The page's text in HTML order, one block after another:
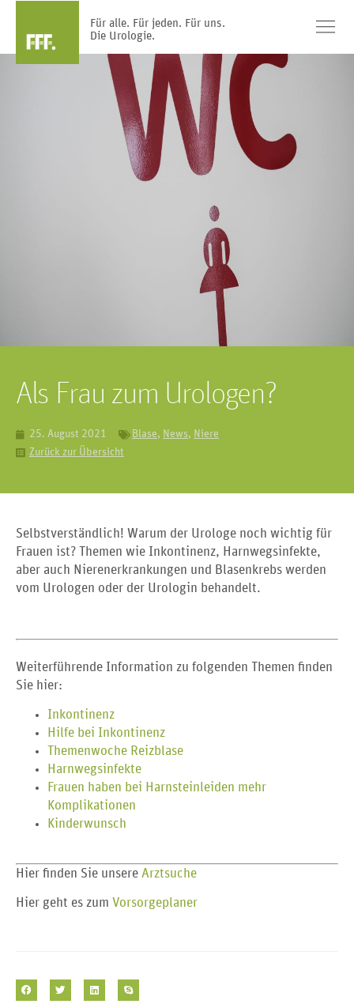
Für alle. Für jeden. Für uns.
Die Urologie.
Als Frau zum Urologen?
25. August 2021 Blase, News, Niere
Zurück zur Übersicht
Selbstverständlich! Warum der Urologe noch wichtig für
Frauen ist? Themen wie Inkontinenz, Harnwegsinfekte,
aber auch Nierenerkrankungen und Blasenkrebs werden
vom Urologen oder der Urologin behandelt.
Weiterführende Information zu folgenden Themen finden
Sie hier:
Inkontinenz
Hilfe bei Inkontinenz
Themenwoche Reizblase
Harnwegsinfekte
Frauen haben bei Harnsteinleiden mehr
Komplikationen
Kinderwunsch
Hier finden Sie unsere Arztsuche
Hier geht es zum Vorsorgeplaner